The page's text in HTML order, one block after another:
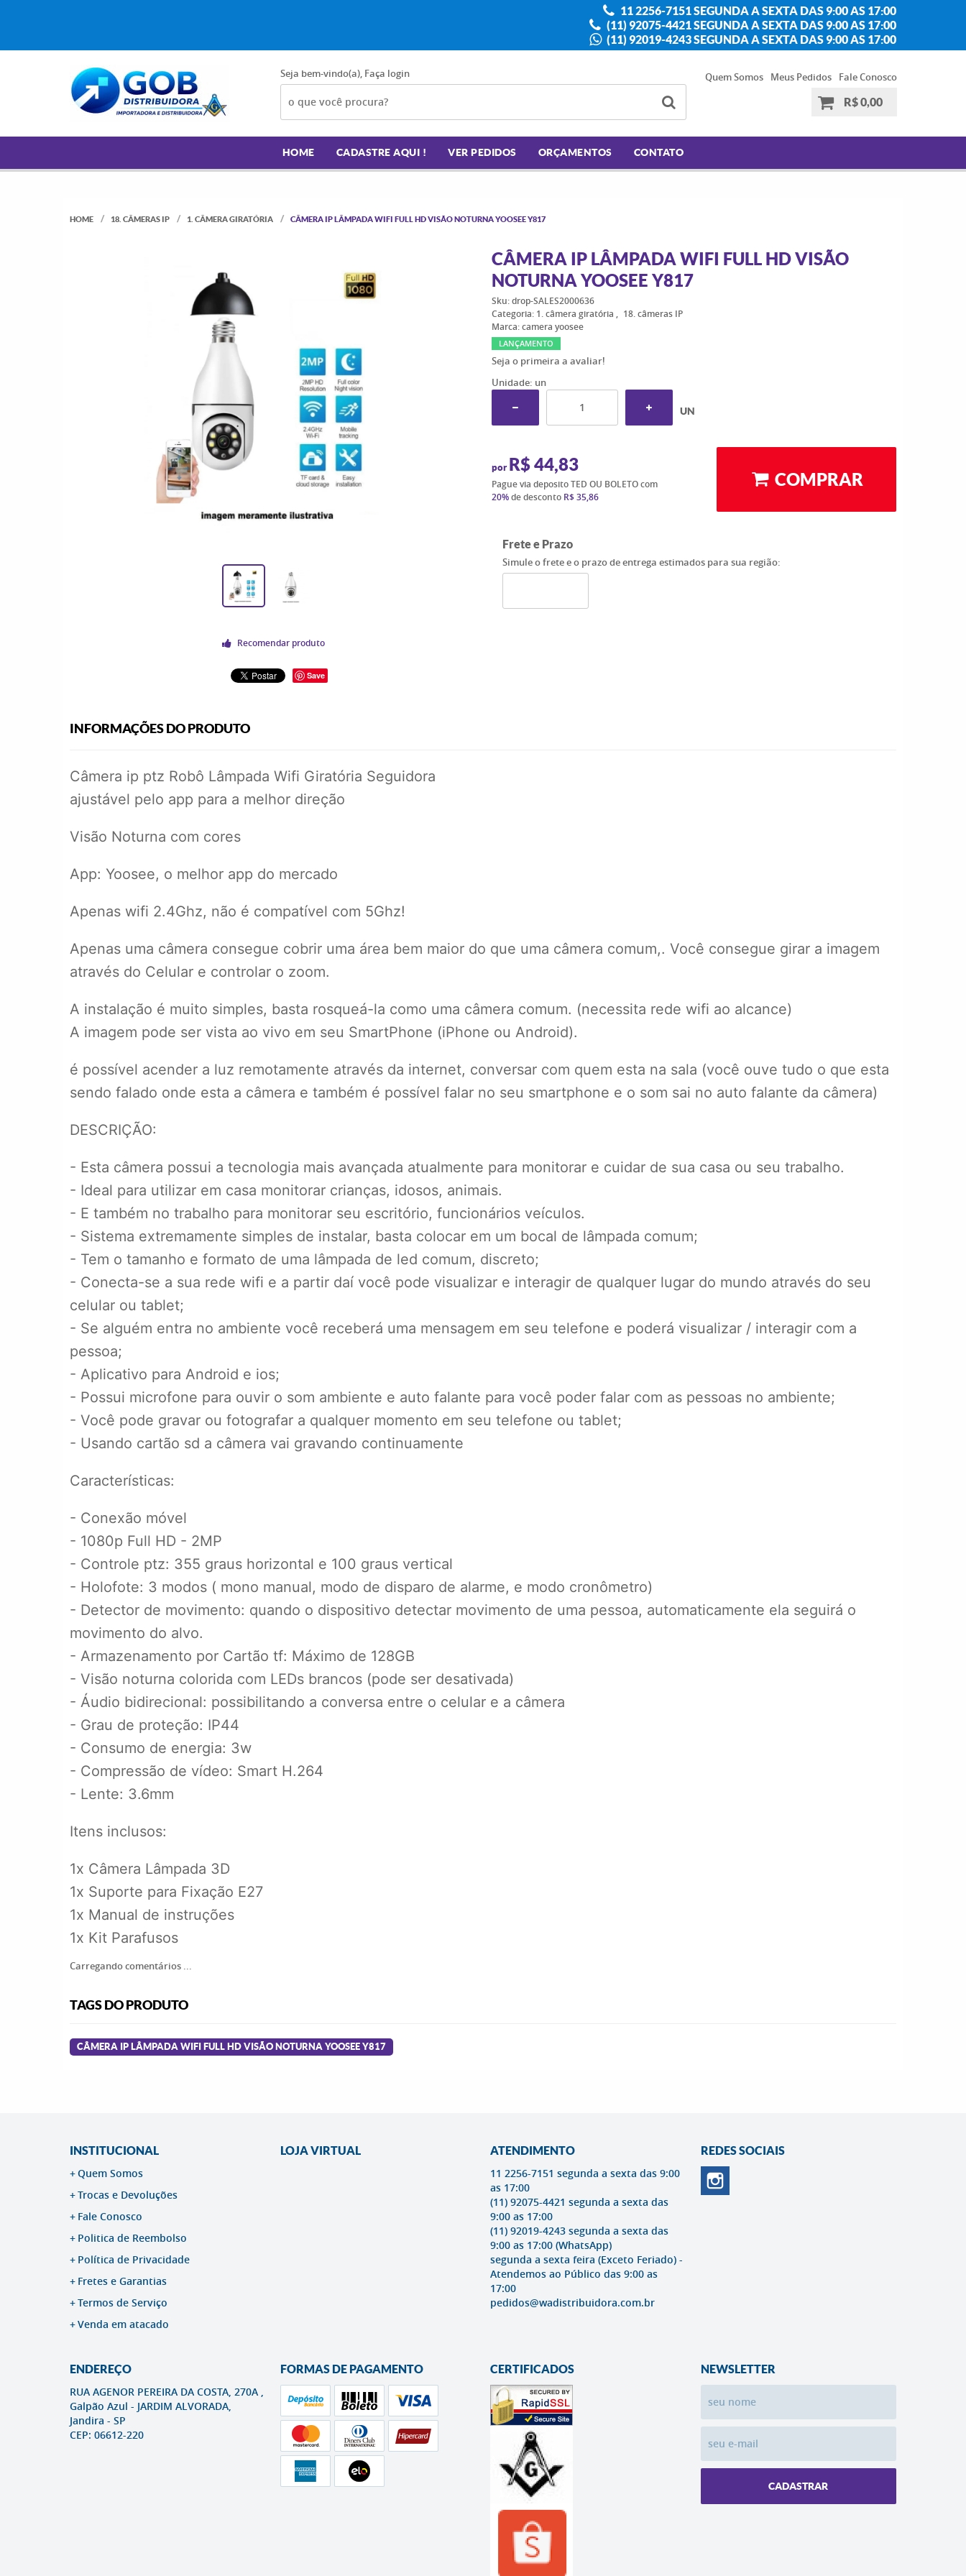
11 2256-7151 SEGUNDA A SEXTA DAS 9:00 AS 17:00
(11) 92075-4421 SEGUNDA A SEXTA DAS 9:00 AS 17:00
(11) 92019-4243 SEGUNDA A SEXTA DAS 9:00 AS 17:00
Seja bem-vindo(a), Faça login Quem Somos Meus Pedidos
Fale Conosco
R$ 0,00
HOME CADASTRE AQUI ! VER PEDIDOS ORÇAMENTOS CONTATO
HOME 18. CÂMERAS IP 1. CÂMERA GIRATÓRIA CÂMERA IP LÂMPADA WIFI FULL HD VISÃO NOTURNA YOOSEE Y817
Recomendar produto
Save
CÂMERA IP LÂMPADA WIFI FULL HD VISÃO
NOTURNA YOOSEE Y817
Sku:drop-SALES2000636
Categoria: 1. câmera giratória
18. câmeras IP
Marca:camera yoosee
LANÇAMENTO
Seja o primeira a avaliar!
Unidade: un
UN
por R$ 44,83
Pague via deposito TED OU BOLETO com
20%de desconto R$ 35,86
COMPRAR
Frete e Prazo
Simule o frete e o prazo de entrega estimados para sua região:
INFORMAÇÕES DO PRODUTO
Câmera ip ptz Robô Lâmpada Wifi Giratória Seguidora
ajustável pelo app para a melhor direção
Visão Noturna com cores
App: Yoosee, o melhor app do mercado
Apenas wifi 2.4Ghz, não é compatível com 5Ghz!
Apenas uma câmera consegue cobrir uma área bem maior do que uma câmera comum,. Você consegue girar a imagem
através do Celular e controlar o zoom.
A instalação é muito simples, basta rosqueá-la como uma câmera comum. (necessita rede wifi ao alcance)
A imagem pode ser vista ao vivo em seu SmartPhone (iPhone ou Android).
é possível acender a luz remotamente através da internet, conversar com quem esta na sala (você ouve tudo o que esta
sendo falado onde esta a câmera e também é possível falar no seu smartphone e o som sai no auto falante da câmera)
DESCRIÇÃO:
- Esta câmera possui a tecnologia mais avançada atualmente para monitorar e cuidar de sua casa ou seu trabalho.
- Ideal para utilizar em casa monitorar crianças, idosos, animais.
- E também no trabalho para monitorar seu escritório, funcionários veículos.
- Sistema extremamente simples de instalar, basta colocar em um bocal de lâmpada comum;
- Tem o tamanho e formato de uma lâmpada de led comum, discreto;
- Conecta-se a sua rede wifi e a partir daí você pode visualizar e interagir de qualquer lugar do mundo através do seu
celular ou tablet;
- Se alguém entra no ambiente você receberá uma mensagem em seu telefone e poderá visualizar / interagir com a
pessoa;
- Aplicativo para Android e ios;
- Possui microfone para ouvir o som ambiente e auto falante para você poder falar com as pessoas no ambiente;
- Você pode gravar ou fotografar a qualquer momento em seu telefone ou tablet;
- Usando cartão sd a câmera vai gravando continuamente
Características:
- Conexão móvel
- 1080p Full HD - 2MP
- Controle ptz: 355 graus horizontal e 100 graus vertical
- Holofote: 3 modos ( mono manual, modo de disparo de alarme, e modo cronômetro)
- Detector de movimento: quando o dispositivo detectar movimento de uma pessoa, automaticamente ela seguirá o
movimento do alvo.
- Armazenamento por Cartão tf: Máximo de 128GB
- Visão noturna colorida com LEDs brancos (pode ser desativada)
- Áudio bidirecional: possibilitando a conversa entre o celular e a câmera
- Grau de proteção: IP44
- Consumo de energia: 3w
- Compressão de vídeo: Smart H.264
- Lente: 3.6mm
Itens inclusos:
1x Câmera Lâmpada 3D
1x Suporte para Fixação E27
1x Manual de instruções
1x Kit Parafusos
Carregando comentários ...
TAGS DO PRODUTO
CÂMERA IP LÂMPADA WIFI FULL HD VISÃO NOTURNA YOOSEE Y817
INSTITUCIONAL
Quem Somos
Trocas e Devoluções
Fale Conosco
Politica de Reembolso
Política de Privacidade
Fretes e Garantias
Termos de Serviço
Venda em atacado
LOJA VIRTUAL ATENDIMENTO
11 2256-7151 segunda a sexta das 9:00
as 17:00
(11) 92075-4421 segunda a sexta das
9:00 as 17:00
(11) 92019-4243 segunda a sexta das
9:00 as 17:00 (WhatsApp)
segunda a sexta feira (Exceto Feriado) -
Atendemos ao Público das 9:00 as
17:00
pedidos@wadistribuidora.com.br
REDES SOCIAIS
ENDEREÇO
RUA AGENOR PEREIRA DA COSTA, 270A ,
Galpão Azul - JARDIM ALVORADA,
Jandira - SP
CEP: 06612-220
FORMAS DE PAGAMENTO CERTIFICADOS NEWSLETTER
CADASTRAR